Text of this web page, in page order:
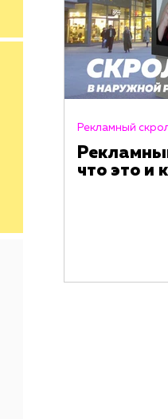
что это и
Рекламный